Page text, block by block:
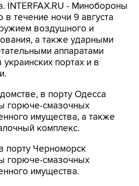
INTERFAX.RU - Минобороны
течение ночи 9 августа
воздушного и
а также ударными
аппаратами
портах и в
в порту Одесса
горюче-смазочных
имущества, а также
комплекс.
порту Черноморск
горюче-смазочных
имущества.